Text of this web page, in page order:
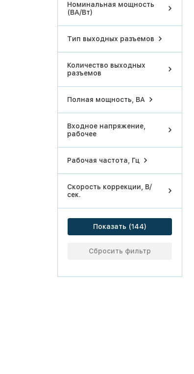
Номинальная мощность
(ВА/Вт)
Тип выходных разъемов
Количество выходных
разъемов
Полная мощность, ВА
Входное напряжение,
рабочее
Рабочая частота, Гц
Скорость коррекции, В/
сек.
Показать
Сбросить фильтр